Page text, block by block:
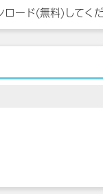
ロード(無料)してくだ